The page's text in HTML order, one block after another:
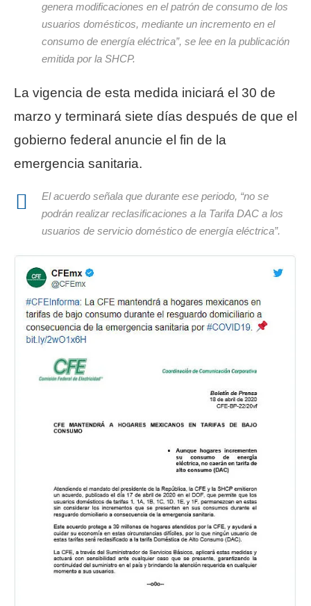
genera modificaciones en el patrón de consumo de los
usuarios domésticos, mediante un incremento en el
consumo de energía eléctrica”, se lee en la publicación
emitida por la SHCP.
La vigencia de esta medida iniciará el 30 de
marzo y terminará siete días después de que el
gobierno federal anuncie el fin de la
emergencia sanitaria.
El acuerdo señala que durante ese periodo, “no se
podrán realizar reclasificaciones a la Tarifa DAC a los
usuarios de servicio doméstico de energía eléctrica”.